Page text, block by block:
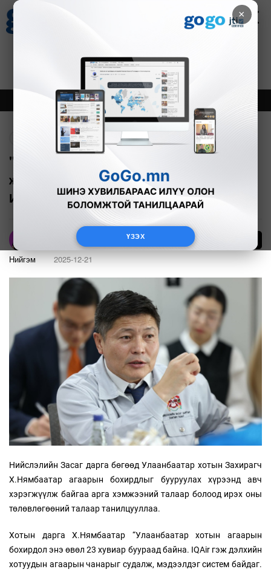
×
ҮЗЭХ
Зурхай
8.07
Онцлох Шинэ
"Агаарын бохирдолтой хотуудын
жагсаалтын 19-т Улаанбаатар байна.
Ирэх онд амжилтаа ахиулна"
Нийгэм 2025-12-21
Нийслэлийн Засаг дарга бөгөөд Улаанбаатар хотын Захирагч
Х.Нямбаатар агаарын бохирдлыг бууруулах хүрээнд авч
хэрэгжүүлж байгаа арга хэмжээний талаар болоод ирэх оны
төлөвлөгөөний талаар танилцууллаа.
Хотын дарга Х.Нямбаатар “Улаанбаатар хотын агаарын
бохирдол энэ өвөл 23 хувиар буураад байна. IQAir гэж дэлхийн
хотуудын агаарын чанарыг судалж, мэдээлдэг систем байдаг.